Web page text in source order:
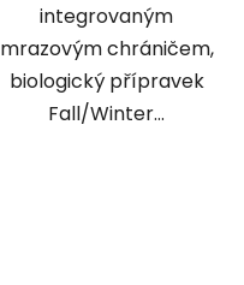
integrovaným
mrazovým chráničem,
biologický přípravek
Fall/Winter...